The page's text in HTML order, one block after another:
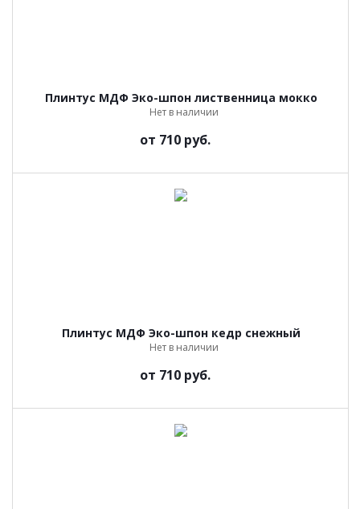
Плинтус МДФ Эко-шпон лиственница мокко
Нет в наличии
от 710 руб.
Плинтус МДФ Эко-шпон кедр снежный
Нет в наличии
от 710 руб.